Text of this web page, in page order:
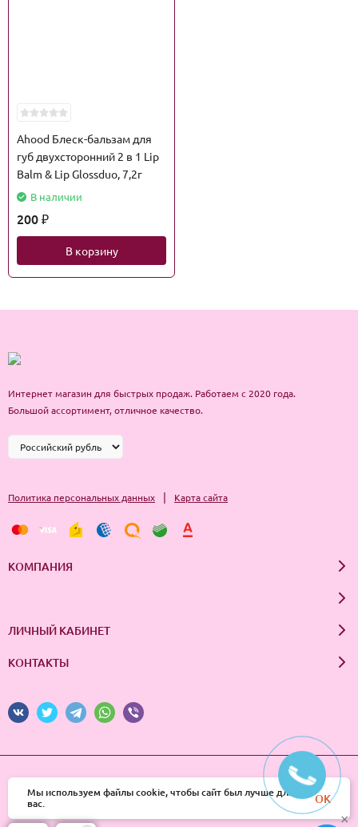
Ahood Блеск-бальзам для
губ двухсторонний 2 в 1 Lip
Balm & Lip Glossduo, 7,2г
В наличии
200 ₽
В корзину
Интернет магазин для быстрых продаж. Работаем с 2020 года.
Большой ассортимент, отличное качество.
Политика персональных данных | Карта сайта
КОМПАНИЯ
ЛИЧНЫЙ КАБИНЕТ
КОНТАКТЫ
© 2026 InSale. Все права защищены
Мы используем файлы cookie, чтобы сайт был лучше для
вас.
OK
×